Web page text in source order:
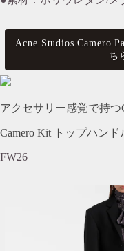
Acne Studios Camero
ち
アクセサリー感覚で持
Camero Kit トップハンド
FW26